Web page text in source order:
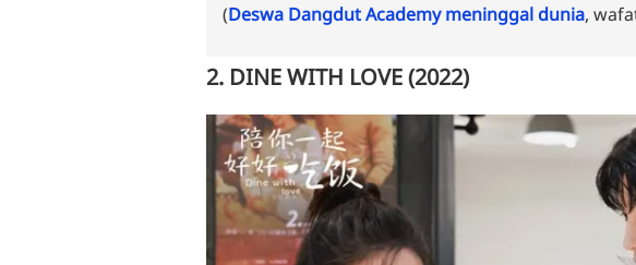
(Deswa Dangdut Academy meninggal dunia,
2. DINE WITH LOVE (2022)